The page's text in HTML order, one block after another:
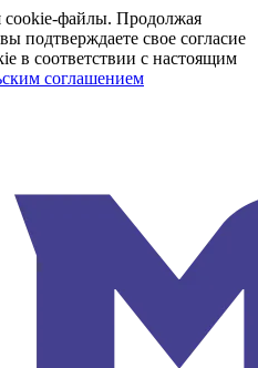
cookie-файлы. Продолжая
подтверждаете свое согласие
в соответствии с настоящим
соглашением